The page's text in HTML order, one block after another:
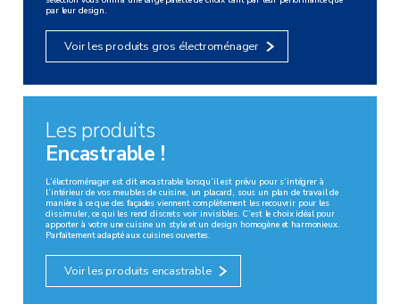
par leur design.
Voir les produits gros électroménager
Les produits
Encastrable !
L’électroménager est dit encastrable lorsqu’il est prévu pour s’intégrer à
l’intérieur de vos meubles de cuisine, un placard, sous un plan de travail de
manière à ce que des façades viennent complètement les recouvrir pour les
dissimuler, ce qui les rend discrets voir invisibles. C’est le choix idéal pour
apporter à votre une cuisine un style et un design homogène et harmonieux.
Parfaitement adapté aux cuisines ouvertes.
Voir les produits encastrable